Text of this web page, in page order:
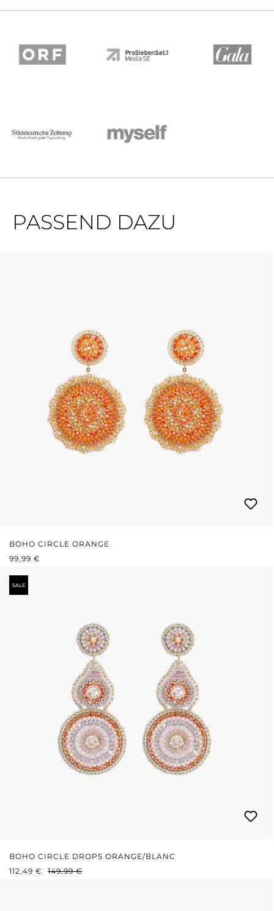
PASSEND DAZU
BOHO CIRCLE ORANGE
PRIX RÉGULIER :
99,99 €
SALE
BOHO CIRCLE DROPS ORANGE/BLANC
PRIX DE VENTE :
112,49 € PRIX RÉGULIER :
149,99 €